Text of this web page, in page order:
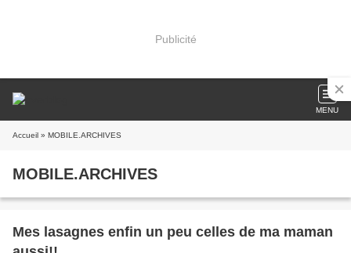
Publicité
MENU
Accueil » MOBILE.ARCHIVES
MOBILE.ARCHIVES
Mes lasagnes enfin un peu celles de ma maman